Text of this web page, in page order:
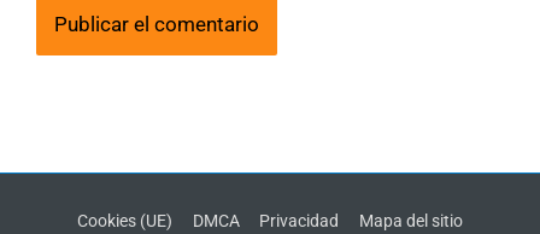
Cookies (UE) DMCA Privacidad Mapa del sitio